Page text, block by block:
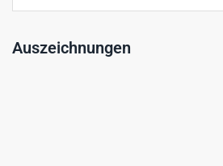
Auszeichnungen